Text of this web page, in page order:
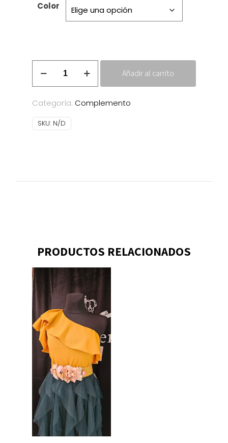
Color
diadema+cinto
cantidad
Añadir al carrito
Categoría: Complemento
SKU: N/D
PRODUCTOS RELACIONADOS